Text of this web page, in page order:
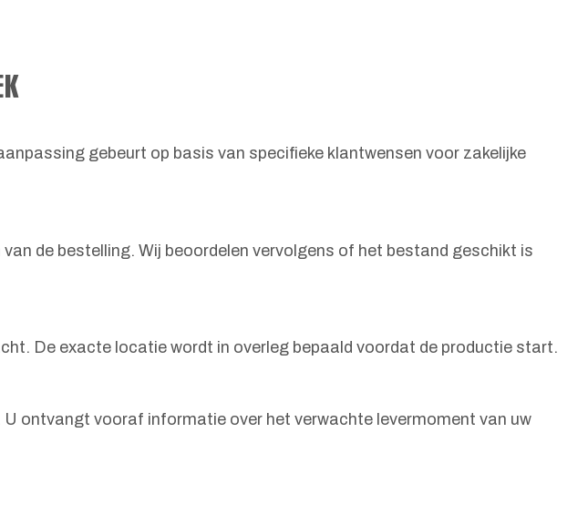
gebeurt op basis van specifieke klantwensen voor zakelijke
de bestelling. Wij beoordelen vervolgens of het bestand geschikt is
De exacte locatie wordt in overleg bepaald voordat de productie start.
ontvangt vooraf informatie over het verwachte levermoment van uw